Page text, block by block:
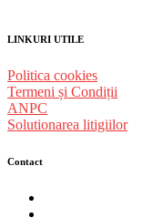
LINKURI UTILE
Politica cookies
Termeni și Condiții
ANPC
Solutionarea litigiilor
Contact